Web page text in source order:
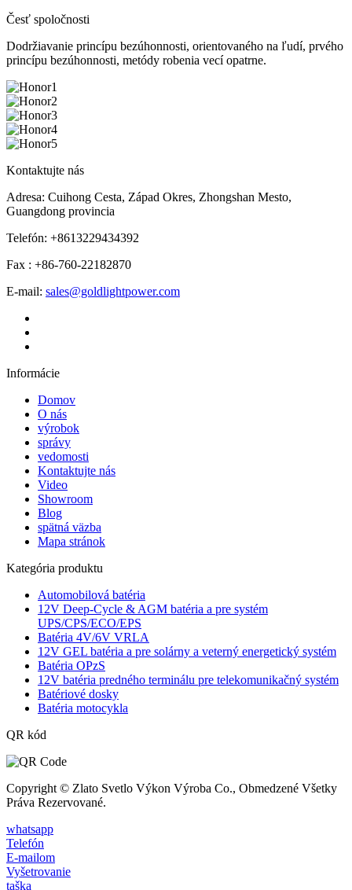
Česť spoločnosti
Dodržiavanie princípu bezúhonnosti, orientovaného na ľudí, prvého
princípu bezúhonnosti, metódy robenia vecí opatrne.
Kontaktujte nás
Adresa: Cuihong Cesta, Západ Okres, Zhongshan Mesto,
Guangdong provincia
Telefón: +8613229434392
Fax : +86-760-22182870
E-mail: sales@goldlightpower.com
Informácie
Domov
O nás
výrobok
správy
vedomosti
Kontaktujte nás
Video
Showroom
Blog
spätná väzba
Mapa stránok
Kategória produktu
Automobilová batéria
12V Deep-Cycle & AGM batéria a pre systém
UPS/CPS/ECO/EPS
Batéria 4V/6V VRLA
12V GEL batéria a pre solárny a veterný energetický systém
Batéria OPzS
12V batéria predného terminálu pre telekomunikačný systém
Batériové dosky
Batéria motocykla
QR kód
Copyright © Zlato Svetlo Výkon Výroba Co., Obmedzené Všetky
Práva Rezervované.
whatsapp
Telefón
E-mailom
Vyšetrovanie
taška